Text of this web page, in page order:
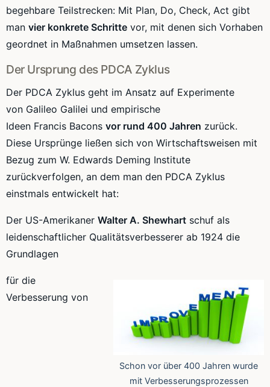
begehbare Teilstrecken: Mit Plan, Do, Check, Act gibt
man vier konkrete Schritte vor, mit denen sich Vorhaben
geordnet in Maßnahmen umsetzen lassen.
Der Ursprung des PDCAZyklus
Der PDCA Zyklus geht im Ansatz auf Experimente
von Galileo Galilei und empirische
Ideen Francis Bacons vor rund 400 Jahren zurück.
Diese Ursprünge ließen sich von Wirtschaftsweisen mit
Bezug zum W. Edwards Deming Institute
zurückverfolgen, an dem man den PDCA Zyklus
einstmals entwickelt hat:
Der US-Amerikaner Walter A. Shewhart schuf als
leidenschaftlicher Qualitätsverbesserer ab 1924 die
Grundlagen
Schon vor über 400 Jahren wurde
mit Verbesserungsprozessen
für die
Verbesserung von